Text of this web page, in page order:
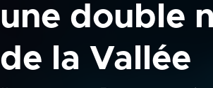
une double
de la Vallée